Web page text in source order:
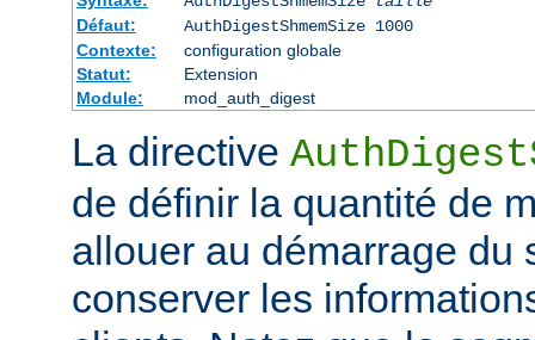
Défaut:
AuthDigestShmemSize 1000
Contexte:
configuration globale
Statut:
Extension
Module:
mod_auth_digest
La directive
de définir la quantité de
allouer au démarrage du
conserver les